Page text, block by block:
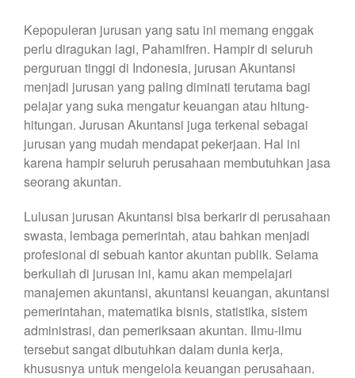
Kepopuleran jurusan yang satu ini memang enggak
perlu diragukan lagi, Pahamifren. Hampir di seluruh
perguruan tinggi di Indonesia, jurusan Akuntansi
menjadi jurusan yang paling diminati terutama bagi
pelajar yang suka mengatur keuangan atau hitung-
hitungan. Jurusan Akuntansi juga terkenal sebagai
jurusan yang mudah mendapat pekerjaan. Hal ini
karena hampir seluruh perusahaan membutuhkan jasa
seorang akuntan.
Lulusan jurusan Akuntansi bisa berkarir di perusahaan
swasta, lembaga pemerintah, atau bahkan menjadi
profesional di sebuah kantor akuntan publik. Selama
berkuliah di jurusan ini, kamu akan mempelajari
manajemen akuntansi, akuntansi keuangan, akuntansi
pemerintahan, matematika bisnis, statistika, sistem
administrasi, dan pemeriksaan akuntan. Ilmu-ilmu
tersebut sangat dibutuhkan dalam dunia kerja,
khususnya untuk mengelola keuangan perusahaan.